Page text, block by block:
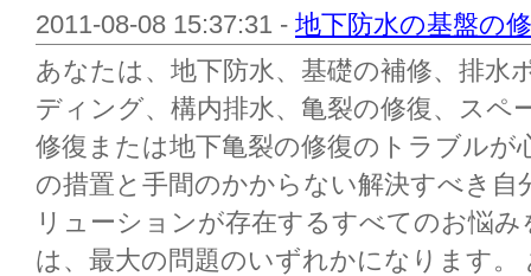
2011-08-08 15:37:31 - 地下防水の基盤の
あなたは、地下防水、基礎の補修、排水
ディング、構内排水、亀裂の修復、スペ
修復または地下亀裂の修復のトラブルが
の措置と手間のかからない解決すべき
リューションが存在するすべてのお悩
は、最大の問題のいずれかになります